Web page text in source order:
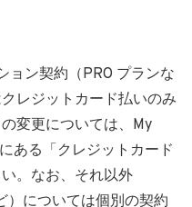
ョン契約（PRO プランな
レジットカード払いのみ
変更については、My
ある「クレジットカード
。なお、それ以外
）については個別の契約